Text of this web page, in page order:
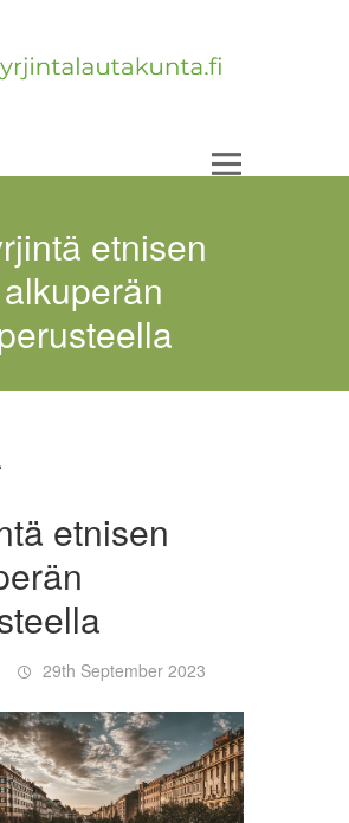
etnisen
alkuperän
etnisen
29th September 2023